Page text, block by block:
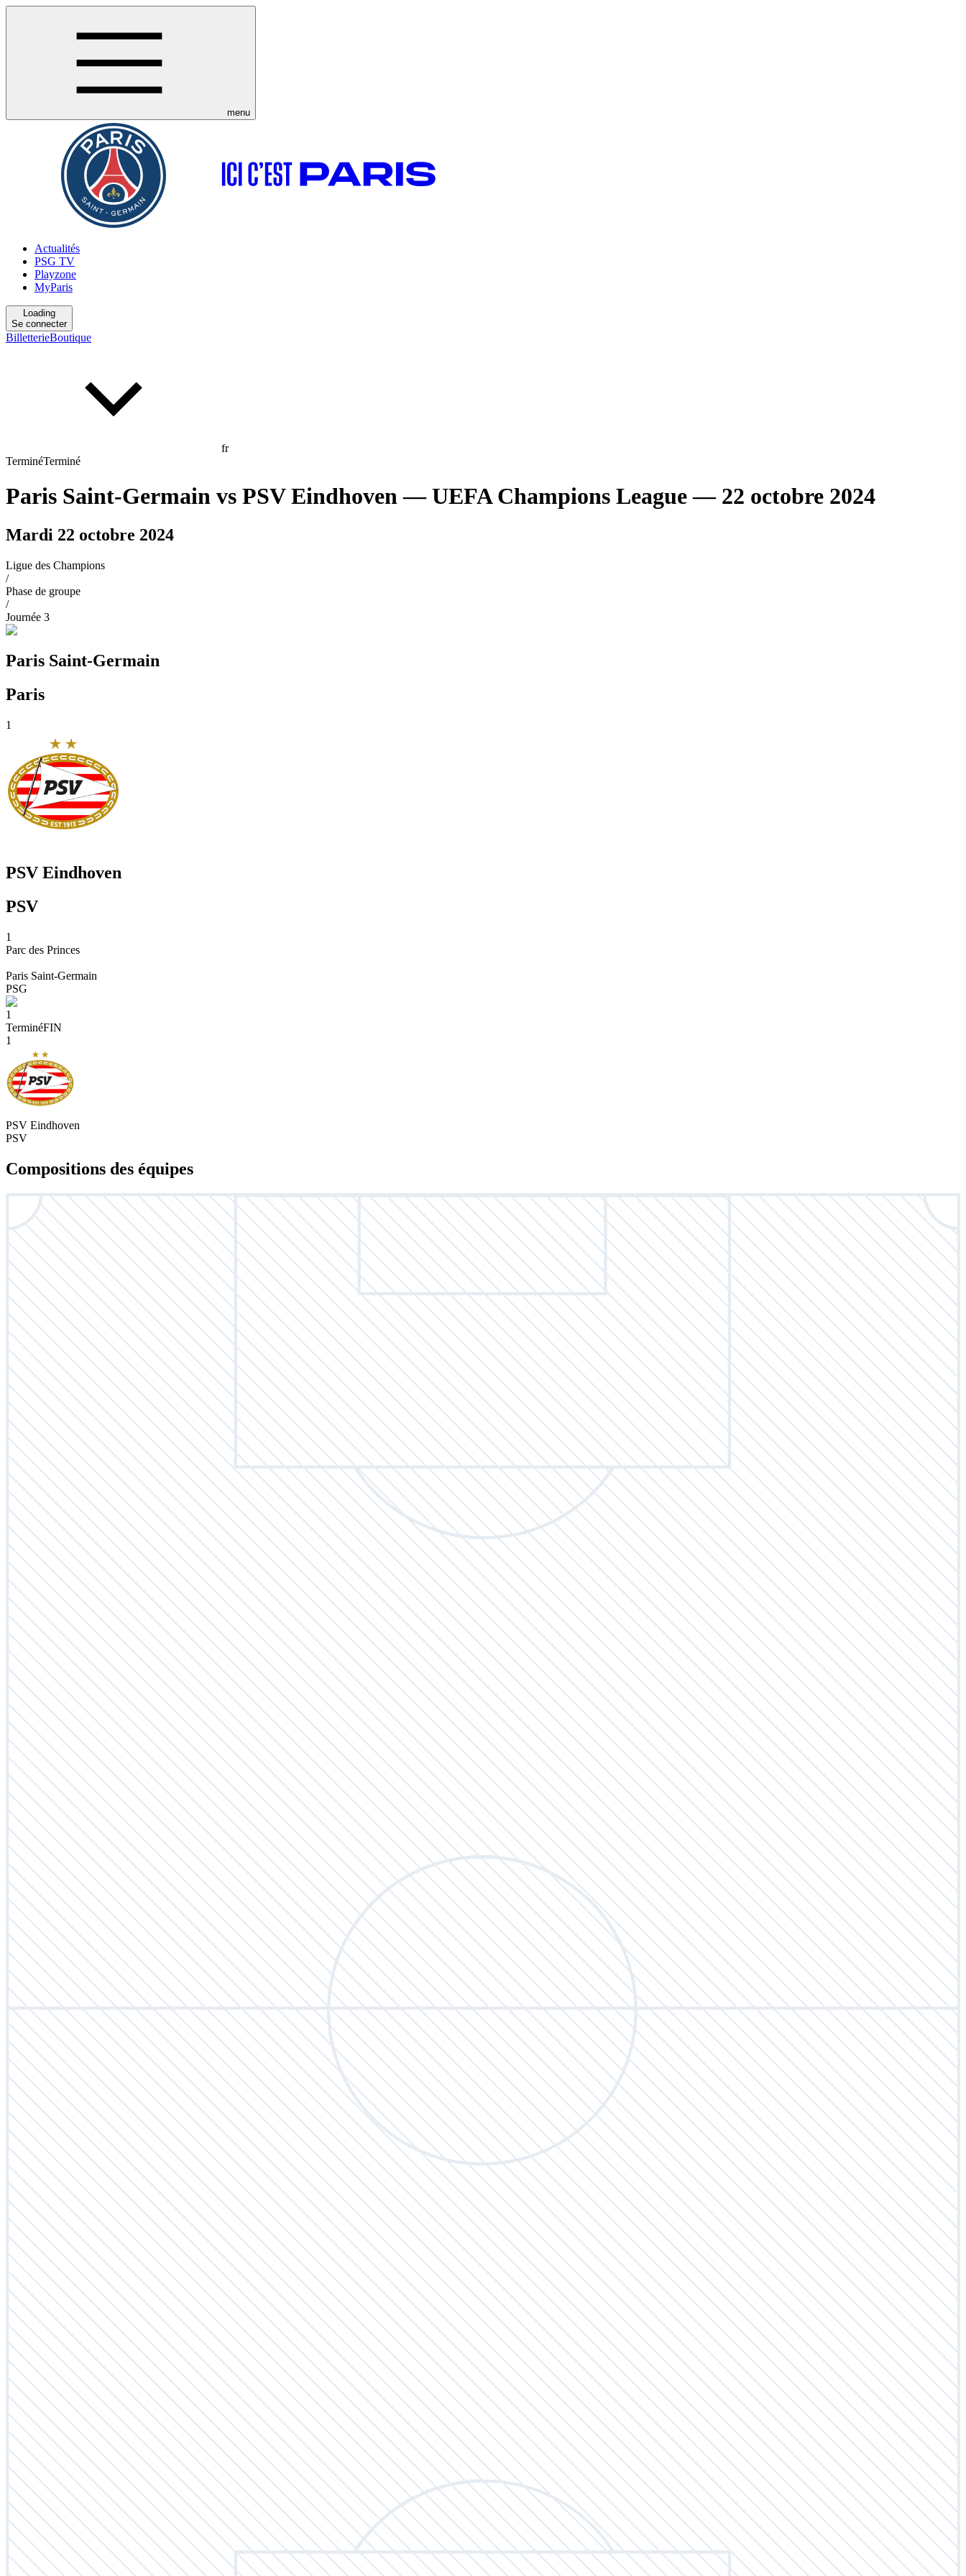
menu
Actualités
PSG TV
Playzone
MyParis
Loading
Se connecter
BilletterieBoutique
fr
TerminéTerminé
Paris Saint-Germain vs PSV Eindhoven— UEFA Champions League— 22 octobre 2024
Mardi 22 octobre 2024
Ligue des Champions
/
Phase de groupe
/
Journée 3
Paris Saint-Germain
Paris
1
PSV Eindhoven
PSV
1
Parc des Princes
Paris Saint-Germain
PSG
1
TerminéFIN
1
PSV Eindhoven
PSV
Compositions des équipes